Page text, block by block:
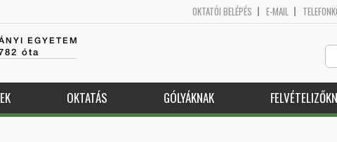
OKTATÓI BELÉPÉS E-MAIL
EGYETEM
óta
OKTATÁS GÓLYÁKNAK